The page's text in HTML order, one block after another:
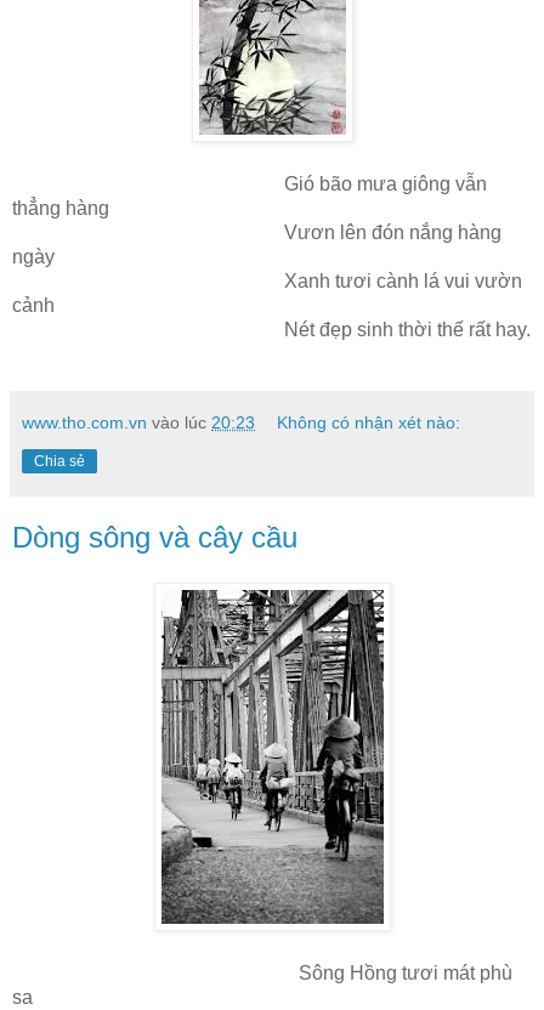
Gió bão mưa giông vẫn
thẳng hàng
Vươn lên đón nắng hàng
ngày
Xanh tươi cành lá vui vườn
cảnh
Nét đẹp sinh thời thế rất hay.
www.tho.com.vn vào lúc 20:23 Không có nhận xét nào:
Chia sẻ
Dòng sông và cây cầu
Sông Hồng tươi mát phù
sa